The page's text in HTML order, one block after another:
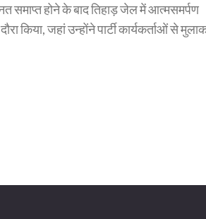
समाप्त होने के बाद तिहाड़ जेल में आत्मसमर्पण
किया, जहां उन्होंने पार्टी कार्यकर्ताओं से